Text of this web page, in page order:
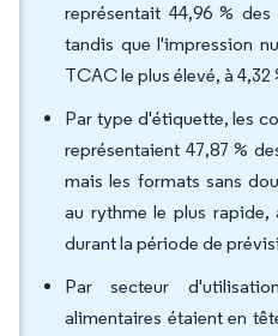
représentait 44,96 %
tandis que l'impression
TCAC le plus élevé, à 4,32
Par type d'étiquette, les
représentaient 47,87 %
mais les formats sans
au rythme le plus
durant la période de
Par secteur
alimentaires étaient en